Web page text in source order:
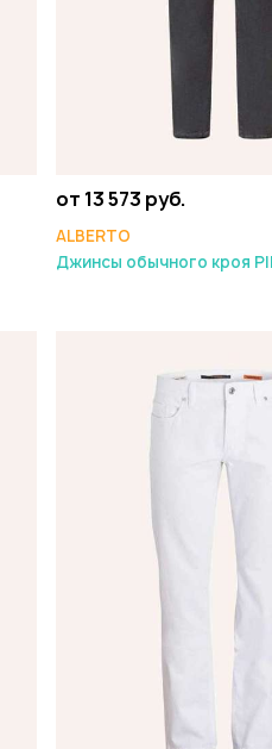
от 13 573 руб.
ALBERTO
Джинсы обычного кроя